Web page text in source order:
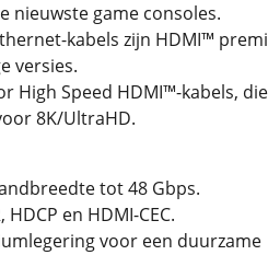
nieuwste game consoles.
kabels zijn HDMI™
versies.
High Speed HDMI™-kabels,
8K/UltraHD.
tot 48 Gbps.
en HDMI-CEC.
voor een duurzame